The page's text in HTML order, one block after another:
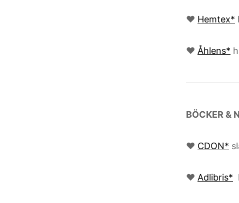
♥ Hemtex*
♥ Åhlens*
BÖCKER &
♥ CDON*
♥ Adlibris*